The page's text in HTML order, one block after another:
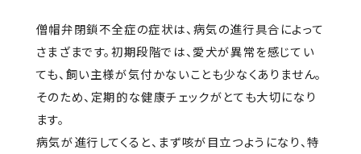
僧帽弁閉鎖不全症の症状は、病気の進行具合によって
さまざまです。初期段階では、愛犬が異常を感じてい
ても、飼い主様が気付かないことも少なくありません。
そのため、定期的な健康チェックがとても大切になり
ます。
病気が進行してくると、まず咳が目立つようになり、特